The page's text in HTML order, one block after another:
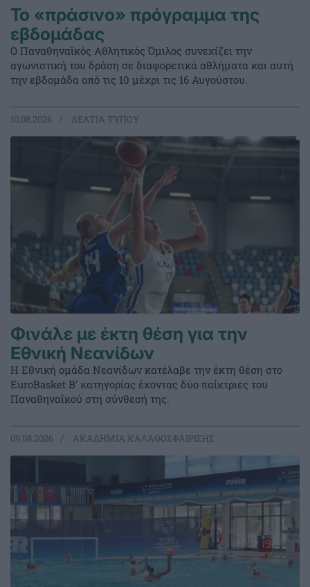
Το «πράσινο» πρόγραμμα της
εβδομάδας
Ο Παναθηναϊκός Αθλητικός Όμιλος συνεχίζει την
αγωνιστική του δράση σε διαφορετικά αθλήματα και αυτή
την εβδομάδα από τις 10 μέχρι τις 16 Αυγούστου.
10.08.2026 ΔΕΛΤΙΑ ΤΥΠΟΥ
Φινάλε με έκτη θέση για την
Εθνική Νεανίδων
Η Εθνική ομάδα Νεανίδων κατέλαβε την έκτη θέση στο
EuroBasket Β' κατηγορίας έχοντας δύο παίκτριες του
Παναθηναϊκού στη σύνθεσή της.
09.08.2026 ΑΚΑΔΗΜΙΑ ΚΑΛΑΘΟΣΦΑΙΡΙΣΗΣ